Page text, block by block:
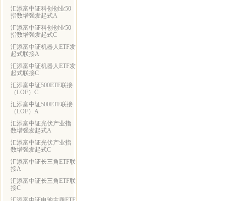
汇添富中证科创创业50
指数增强发起式A
汇添富中证科创创业50
指数增强发起式C
汇添富中证机器人ETF发
起式联接A
汇添富中证机器人ETF发
起式联接C
汇添富中证500ETF联接
（LOF）C
汇添富中证500ETF联接
（LOF）A
汇添富中证光伏产业指
数增强发起式A
汇添富中证光伏产业指
数增强发起式C
汇添富中证长三角ETF联
接A
汇添富中证长三角ETF联
接C